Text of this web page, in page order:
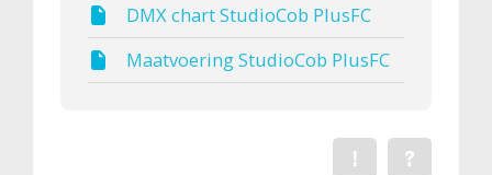
DMX chart StudioCob PlusFC
Maatvoering StudioCob PlusFC
Stel een
?
Een fout gevonden?
!